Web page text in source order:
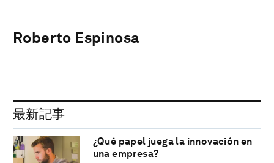
Roberto Espinosa
最新記事
¿Qué papel juega la innovación en
una empresa?